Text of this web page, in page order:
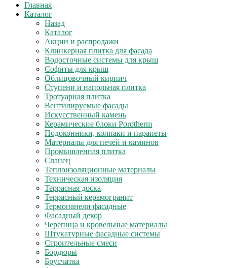
Главная
Каталог
Назад
Каталог
Акции и распродажи
Клинкерная плитка для фасада
Водосточные системы для крыш
Софиты для крыш
Облицовочный кирпич
Ступени и напольная плитка
Тротуарная плитка
Вентилируемые фасады
Искусственный камень
Керамические блоки Porotherm
Подоконники, колпаки и парапеты
Материалы для печей и каминов
Промышленная плитка
Сланец
Теплоизоляционные материалы
Техническая изоляция
Террасная доска
Террасный керамогранит
Термопанели фасадные
Фасадный декор
Черепица и кровельные материалы
Штукатурные фасадные системы
Строительные смеси
Бордюры
Брусчатка